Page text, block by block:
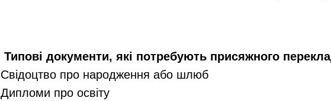
Типові документи, які потребують присяжного
Свідоцтво про народження або шлюб
Дипломи про освіту